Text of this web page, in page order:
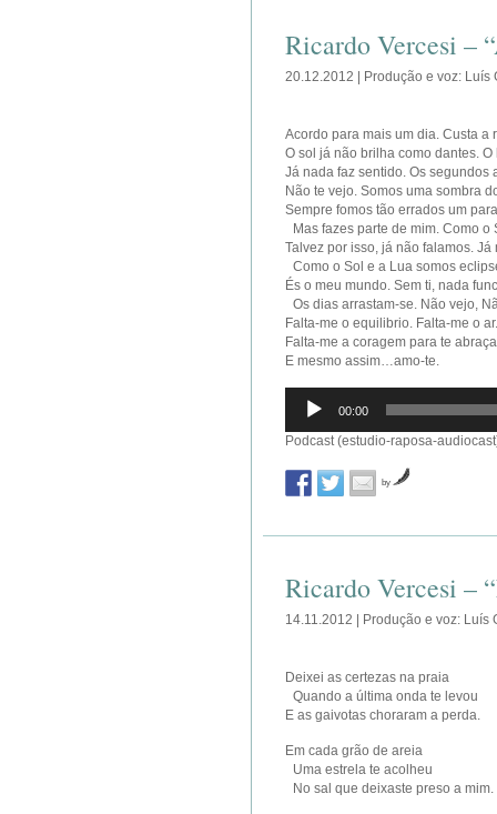
Ricardo Vercesi –
20.12.2012 | Produção e voz: Luís
Acordo para mais um dia. Custa a
O sol já não brilha como dantes.
Já nada faz sentido. Os segundos
Não te vejo. Somos uma sombra
Sempre fomos tão errados um
Mas fazes parte de mim. Como
Talvez por isso, já não falamos.
Como o Sol e a Lua somos
És o meu mundo. Sem ti, nada
Os dias arrastam-se. Não vejo,
Falta-me o equilibrio. Falta-me o
Falta-me a coragem para te
E mesmo assim…amo-te.
Reprodutor
áudio
00:00
Podcast (estudio-raposa-
by
Ricardo Vercesi –
14.11.2012 | Produção e voz: Luís
Deixei as certezas na praia
Quando a última onda te levou
E as gaivotas choraram a perda.
Em cada grão de areia
Uma estrela te acolheu
No sal que deixaste preso a mim.